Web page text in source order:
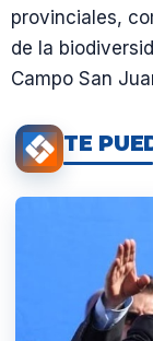
provinciales,
de la
Campo San
TE